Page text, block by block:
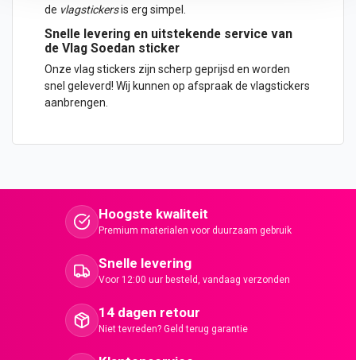
de vlagstickersis erg simpel.
Snelle levering en uitstekende service van
de Vlag Soedan sticker
Onze vlag stickers zijn scherp geprijsd en worden
snel geleverd! Wij kunnen op afspraak de vlagstickers
aanbrengen.
Hoogste kwaliteit
Premium materialen voor duurzaam gebruik
Snelle levering
Voor 12:00 uur besteld, vandaag verzonden
14 dagen retour
Niet tevreden? Geld terug garantie